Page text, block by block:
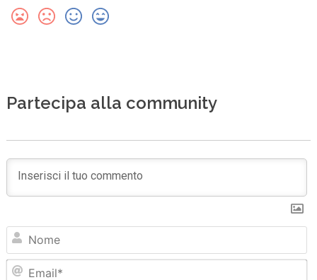
Partecipa alla community